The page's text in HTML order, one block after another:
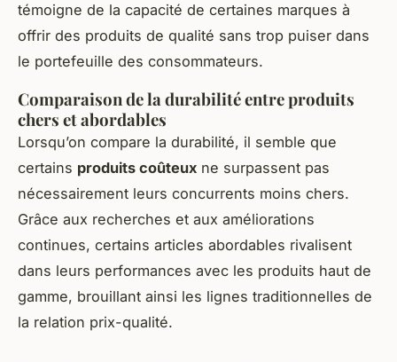
témoigne de la capacité de certaines marques à
offrir des produits de qualité sans trop puiser dans
le portefeuille des consommateurs.
Comparaison de la durabilité entre produits
chers et abordables
Lorsqu’on compare la durabilité, il semble que
certains produits coûteux ne surpassent pas
nécessairement leurs concurrents moins chers.
Grâce aux recherches et aux améliorations
continues, certains articles abordables rivalisent
dans leurs performances avec les produits haut de
gamme, brouillant ainsi les lignes traditionnelles de
la relation prix-qualité.